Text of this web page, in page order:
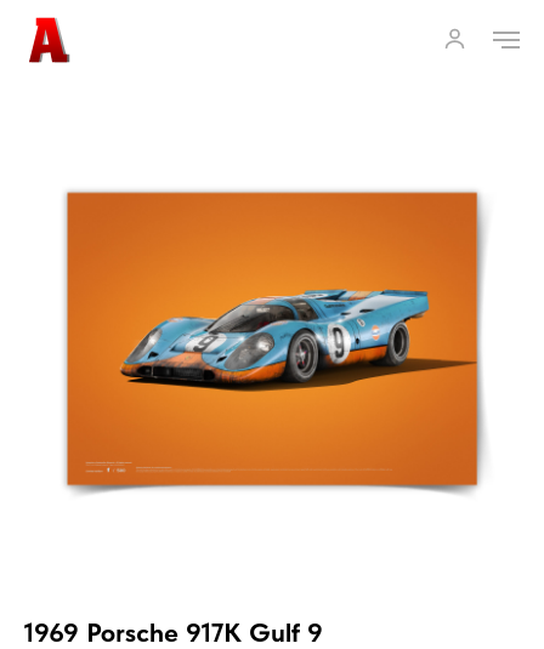
1969 Porsche 917K Gulf 9